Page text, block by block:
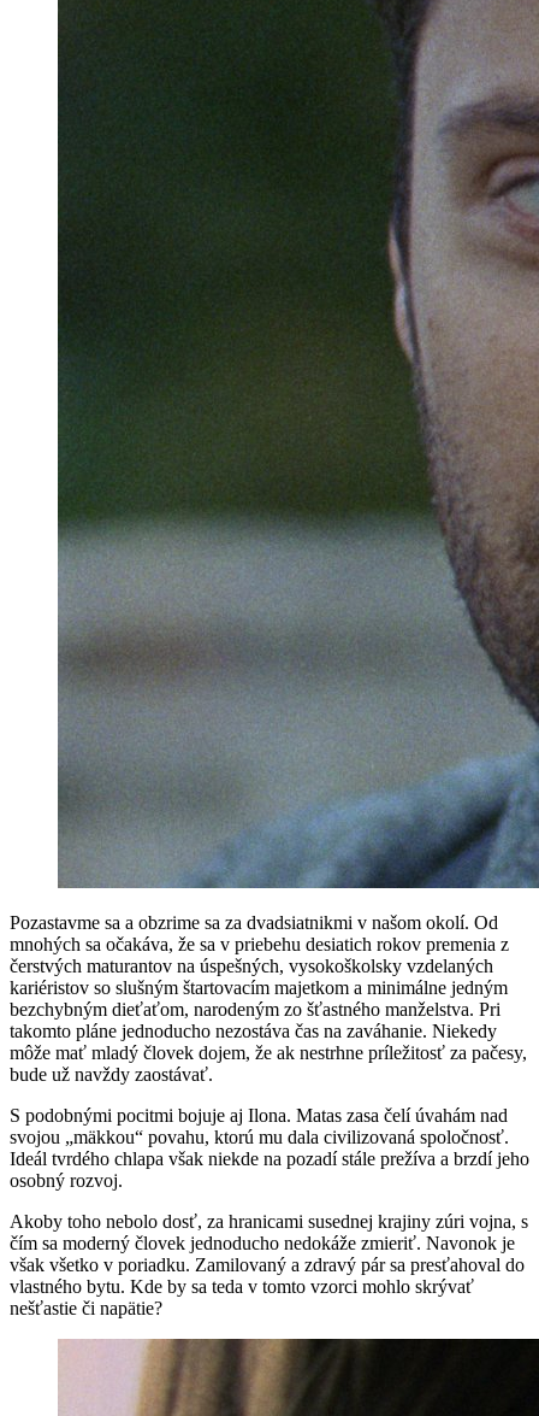
Pozastavme sa a obzrime sa za dvadsiatnikmi v našom okolí. Od
mnohých sa očakáva, že sa v priebehu desiatich rokov premenia z
čerstvých maturantov na úspešných, vysokoškolsky vzdelaných
kariéristov so slušným štartovacím majetkom a minimálne jedným
bezchybným dieťaťom, narodeným zo šťastného manželstva. Pri
takomto pláne jednoducho nezostáva čas na zaváhanie. Niekedy
môže mať mladý človek dojem, že ak nestrhne príležitosť za pačesy,
bude už navždy zaostávať.
S podobnými pocitmi bojuje aj Ilona. Matas zasa čelí úvahám nad
svojou „mäkkou“ povahu, ktorú mu dala civilizovaná spoločnosť.
Ideál tvrdého chlapa však niekde na pozadí stále prežíva a brzdí jeho
osobný rozvoj.
Akoby toho nebolo dosť, za hranicami susednej krajiny zúri vojna, s
čím sa moderný človek jednoducho nedokáže zmieriť. Navonok je
však všetko v poriadku. Zamilovaný a zdravý pár sa presťahoval do
vlastného bytu. Kde by sa teda v tomto vzorci mohlo skrývať
nešťastie či napätie?